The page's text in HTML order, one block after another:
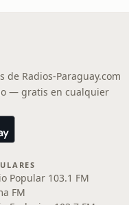
de Radios-Paraguay.com
— gratis en cualquier
Popular 103.1 FM
FM